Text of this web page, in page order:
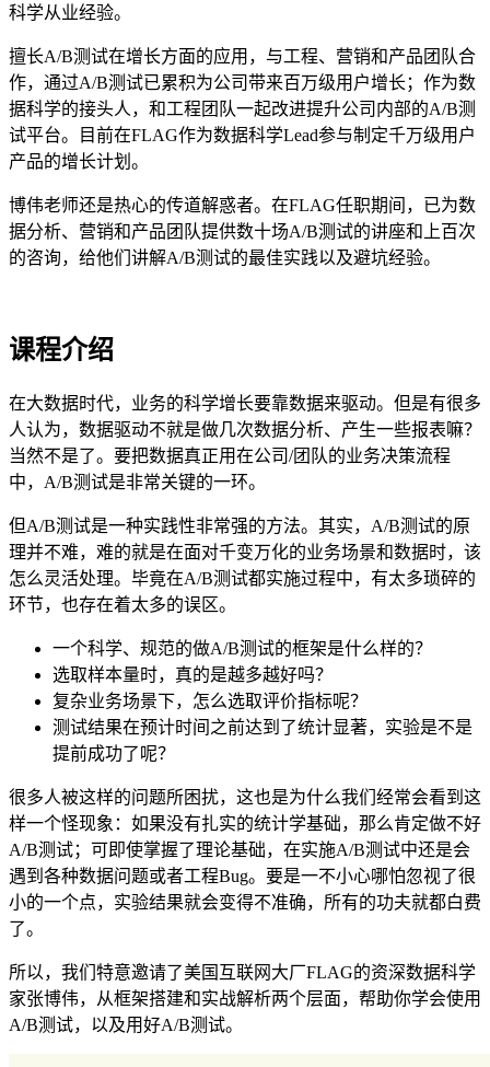
科学从业经验。
擅长A/B测试在增长方面的应用，与工程、营销和产品团队合
作，通过A/B测试已累积为公司带来百万级用户增长；作为数
据科学的接头人，和工程团队一起改进提升公司内部的A/B测
试平台。目前在FLAG作为数据科学Lead参与制定千万级用户
产品的增长计划。
博伟老师还是热心的传道解惑者。在FLAG任职期间，已为数
据分析、营销和产品团队提供数十场A/B测试的讲座和上百次
的咨询，给他们讲解A/B测试的最佳实践以及避坑经验。
课程介绍
在大数据时代，业务的科学增长要靠数据来驱动。但是有很多
人认为，数据驱动不就是做几次数据分析、产生一些报表嘛？
当然不是了。要把数据真正用在公司/团队的业务决策流程
中，A/B测试是非常关键的一环。
但A/B测试是一种实践性非常强的方法。其实，A/B测试的原
理并不难，难的就是在面对千变万化的业务场景和数据时，该
怎么灵活处理。毕竟在A/B测试都实施过程中，有太多琐碎的
环节，也存在着太多的误区。
一个科学、规范的做A/B测试的框架是什么样的？
选取样本量时，真的是越多越好吗？
复杂业务场景下，怎么选取评价指标呢？
测试结果在预计时间之前达到了统计显著，实验是不是
提前成功了呢？
很多人被这样的问题所困扰，这也是为什么我们经常会看到这
样一个怪现象：如果没有扎实的统计学基础，那么肯定做不好
A/B测试；可即使掌握了理论基础，在实施A/B测试中还是会
遇到各种数据问题或者工程Bug。要是一不小心哪怕忽视了很
小的一个点，实验结果就会变得不准确，所有的功夫就都白费
了。
所以，我们特意邀请了美国互联网大厂FLAG的资深数据科学
家张博伟，从框架搭建和实战解析两个层面，帮助你学会使用
A/B测试，以及用好A/B测试。